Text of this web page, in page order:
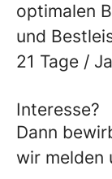
optimalen
und
21 Tage /
Interesse?
Dann
wir melden